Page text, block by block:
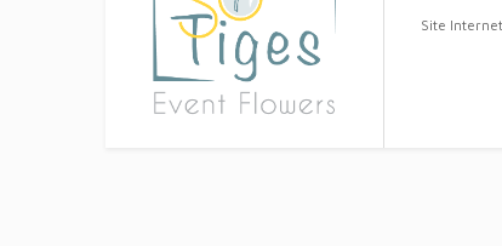
Site Internet